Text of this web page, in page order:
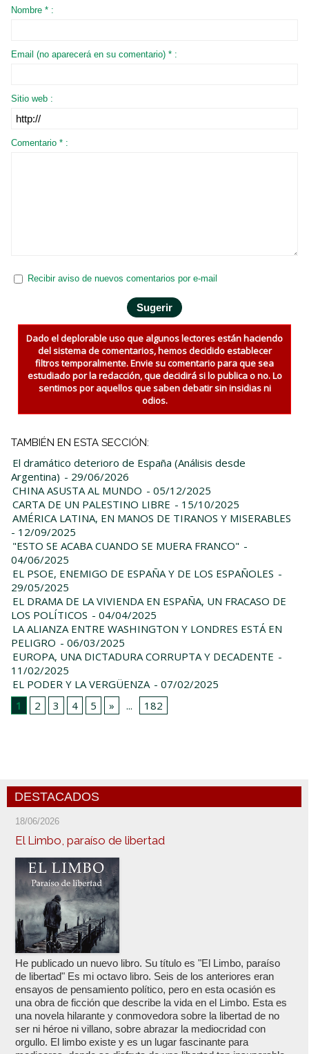
Nombre * :
Email (no aparecerá en su comentario) * :
Sitio web :
Comentario * :
Recibir aviso de nuevos comentarios por e-mail
Dado el deplorable uso que algunos lectores están haciendo
del sistema de comentarios, hemos decidido establecer
filtros temporalmente. Envie su comentario para que sea
estudiado por la redacción, que decidirá si lo publica o no. Lo
sentimos por aquellos que saben debatir sin insidias ni
odios.
TAMBIÉN EN ESTA SECCIÓN:
El dramático deterioro de España (Análisis desde
Argentina) - 29/06/2026
CHINA ASUSTA AL MUNDO - 05/12/2025
CARTA DE UN PALESTINO LIBRE - 15/10/2025
AMÉRICA LATINA, EN MANOS DE TIRANOS Y MISERABLES
- 12/09/2025
"ESTO SE ACABA CUANDO SE MUERA FRANCO" -
04/06/2025
EL PSOE, ENEMIGO DE ESPAÑA Y DE LOS ESPAÑOLES -
29/05/2025
EL DRAMA DE LA VIVIENDA EN ESPAÑA, UN FRACASO DE
LOS POLÍTICOS - 04/04/2025
LA ALIANZA ENTRE WASHINGTON Y LONDRES ESTÁ EN
PELIGRO - 06/03/2025
EUROPA, UNA DICTADURA CORRUPTA Y DECADENTE -
11/02/2025
EL PODER Y LA VERGÜENZA - 07/02/2025
1
2 3 4 5 » ... 182
DESTACADOS
18/06/2026
El Limbo, paraíso de libertad
He publicado un nuevo libro. Su título es "El Limbo, paraíso
de libertad" Es mi octavo libro. Seis de los anteriores eran
ensayos de pensamiento político, pero en esta ocasión es
una obra de ficción que describe la vida en el Limbo. Esta es
una novela hilarante y conmovedora sobre la libertad de no
ser ni héroe ni villano, sobre abrazar la mediocridad con
orgullo. El limbo existe y es un lugar fascinante para